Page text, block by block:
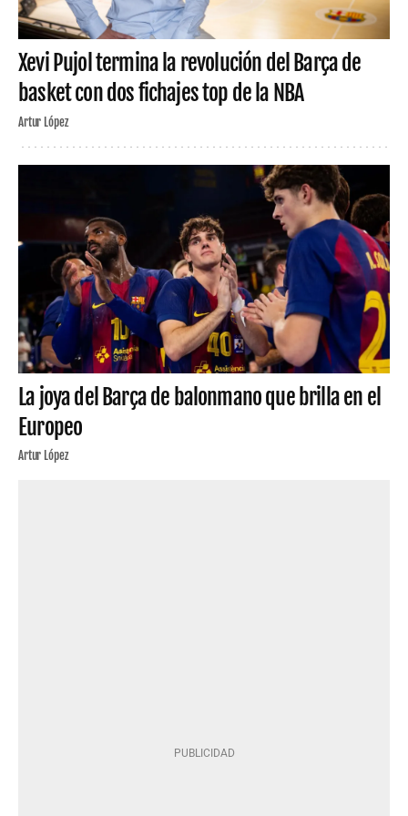
Xevi Pujol termina la revolución del Barça de
basket con dos fichajes top de la NBA
Artur López
La joya del Barça de balonmano que brilla en el
Europeo
Artur López